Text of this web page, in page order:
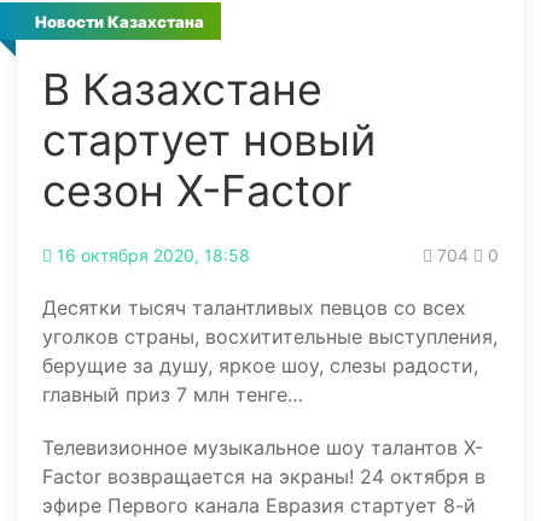
Новости Казахстана
В Казахстане
стартует новый
сезон Х-Factor
16 октября 2020, 18:58 704 0
Десятки тысяч талантливых певцов со всех
уголков страны, восхитительные выступления,
берущие за душу, яркое шоу, слезы радости,
главный приз 7 млн тенге…
Телевизионное музыкальное шоу талантов X-
Factor возвращается на экраны! 24 октября в
эфире Первого канала Евразия стартует 8-й